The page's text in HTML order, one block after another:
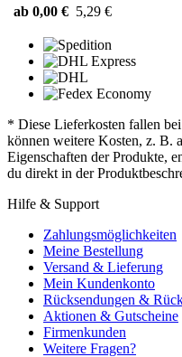
ab 0,00 € 5,29 €
* Diese Lieferkosten fallen
können weitere Kosten, z. B.
Eigenschaften der Produkte,
du direkt in der
Hilfe & Support
Zahlungsmöglichkeiten
Meine Bestellung
Versand & Lieferung
Mein Kundenkonto
Rücksendungen &
Aktionen & Gutscheine
Firmenkunden
Weitere Fragen?